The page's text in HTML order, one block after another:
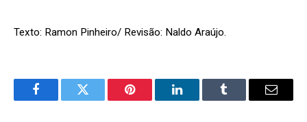
Texto: Ramon Pinheiro/ Revisão: Naldo Araújo.
FacebookTwitter Pinterest LinkedInTumblr Email